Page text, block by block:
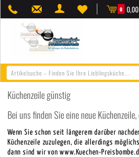
0
Küchenzeile günstig
Bei uns finden Sie eine neue
Wenn Sie schon seit längerem darüber
Küchenzeile zuzulegen, die allerdings
dann sind wir von www.Kuechen-